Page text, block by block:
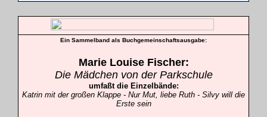
Ein Sammelband als Buchgemeinschaftsausgabe:
Marie Louise Fischer:
Die Mädchen von der Parkschule
umfaßt die Einzelbände:
Katrin mit der großen Klappe - Nur Mut, liebe Ruth - Silvy will die
Erste sein